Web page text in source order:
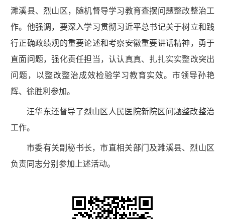
濉溪县、烈山区，随机督导学习教育查摆问题整改整治工
作。他强调，要深入学习贯彻习近平总书记关于树立和践
行正确政绩观的重要论述和考察安徽重要讲话精神，勇于
直面问题，强化责任担当，认认真真、扎扎实实整改突出
问题，以整改整治成效检验学习教育实效。市领导孙艳
辉、徐胜利参加。
汪华东还督导了烈山区人民医院新院区问题整改整治
工作。
市委有关副秘书长，市直相关部门及濉溪县、烈山区
负责同志分别参加上述活动。